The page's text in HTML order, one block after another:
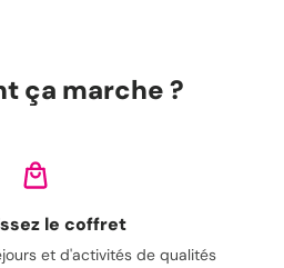
c’est de viser trop pointu.
claire et une ouverture
connaît bien
ça marche ?
le coffret
et d'activités de qualités